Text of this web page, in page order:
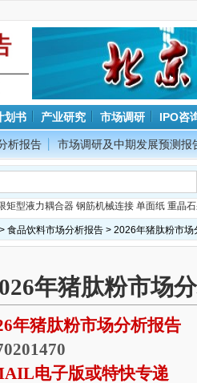
划书 产业研究 市场调研 IPO咨
析报告 市场调研及中期发展预测报
矩型液力耦合器 钢筋机械连接 单面纸 重晶
食品饮料市场分析报告> 2026年猪肽粉市场
年猪肽粉市场
年猪肽粉市场分析报告
电子版或特快专递